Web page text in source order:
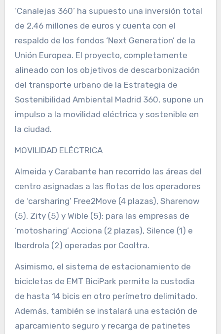
‘Canalejas 360’ ha supuesto una inversión total
de 2,46 millones de euros y cuenta con el
respaldo de los fondos ‘Next Generation’ de la
Unión Europea. El proyecto, completamente
alineado con los objetivos de descarbonización
del transporte urbano de la Estrategia de
Sostenibilidad Ambiental Madrid 360, supone un
impulso a la movilidad eléctrica y sostenible en
la ciudad.
MOVILIDAD ELÉCTRICA
Almeida y Carabante han recorrido las áreas del
centro asignadas a las flotas de los operadores
de ‘carsharing’ Free2Move (4 plazas), Sharenow
(5), Zity (5) y Wible (5); para las empresas de
‘motosharing’ Acciona (2 plazas), Silence (1) e
Iberdrola (2) operadas por Cooltra.
Asimismo, el sistema de estacionamiento de
bicicletas de EMT BiciPark permite la custodia
de hasta 14 bicis en otro perímetro delimitado.
Además, también se instalará una estación de
aparcamiento seguro y recarga de patinetes